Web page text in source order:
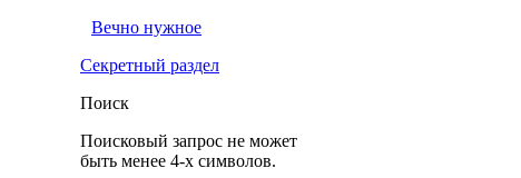
Вечно нужное
Секретный раздел
Поиск
Поисковый запрос не может
быть менее 4-х символов.